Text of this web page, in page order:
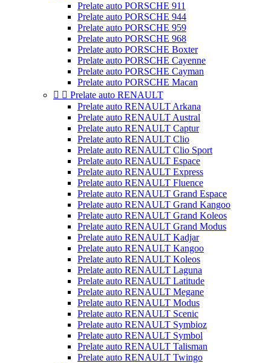
Prelate auto PORSCHE 911
Prelate auto PORSCHE 944
Prelate auto PORSCHE 959
Prelate auto PORSCHE 968
Prelate auto PORSCHE Boxter
Prelate auto PORSCHE Cayenne
Prelate auto PORSCHE Cayman
Prelate auto PORSCHE Macan
  Prelate auto RENAULT
Prelate auto RENAULT Arkana
Prelate auto RENAULT Austral
Prelate auto RENAULT Captur
Prelate auto RENAULT Clio
Prelate auto RENAULT Clio Sport
Prelate auto RENAULT Espace
Prelate auto RENAULT Express
Prelate auto RENAULT Fluence
Prelate auto RENAULT Grand Espace
Prelate auto RENAULT Grand Kangoo
Prelate auto RENAULT Grand Koleos
Prelate auto RENAULT Grand Modus
Prelate auto RENAULT Kadjar
Prelate auto RENAULT Kangoo
Prelate auto RENAULT Koleos
Prelate auto RENAULT Laguna
Prelate auto RENAULT Latitude
Prelate auto RENAULT Megane
Prelate auto RENAULT Modus
Prelate auto RENAULT Scenic
Prelate auto RENAULT Symbioz
Prelate auto RENAULT Symbol
Prelate auto RENAULT Talisman
Prelate auto RENAULT Twingo